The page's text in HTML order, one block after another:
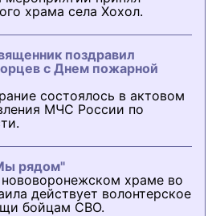
храма села Хохол.
поздравил
с Днем пожарной
состоялось в актовом
МЧС России по
рядом"
храме во
действует волонтерское
бойцам СВО.